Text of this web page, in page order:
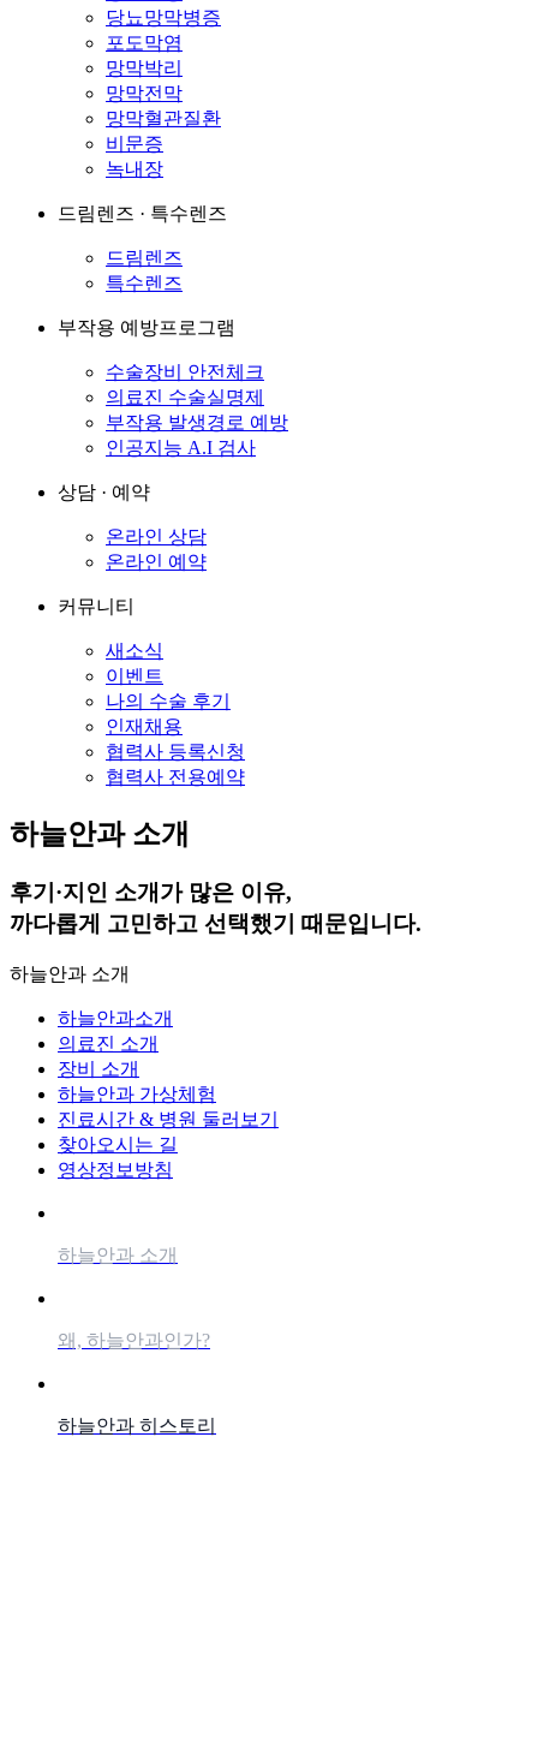
당뇨망막병증
포도막염
망막박리
망막전막
망막혈관질환
비문증
녹내장
드림렌즈 · 특수렌즈
드림렌즈
특수렌즈
부작용 예방프로그램
수술장비 안전체크
의료진 수술실명제
부작용 발생경로 예방
인공지능 A.I 검사
상담 · 예약
온라인 상담
온라인 예약
커뮤니티
새소식
이벤트
나의 수술 후기
인재채용
협력사 등록신청
협력사 전용예약
하늘안과 소개
후기·지인 소개가 많은 이유,
까다롭게 고민하고 선택했기 때문입니다.
하늘안과 소개
하늘안과소개
의료진 소개
장비 소개
하늘안과 가상체험
진료시간 & 병원 둘러보기
찾아오시는 길
영상정보방침
하늘안과 소개
왜, 하늘안과인가?
하늘안과 히스토리